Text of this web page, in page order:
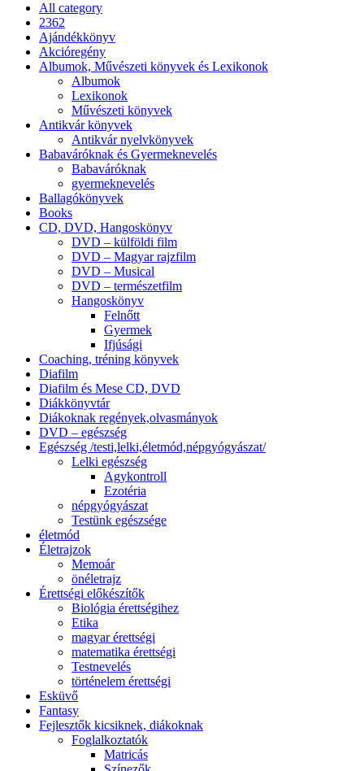
All category
2362
Ajándékkönyv
Akcióregény
Albumok, Művészeti könyvek és Lexikonok
Albumok
Lexikonok
Művészeti könyvek
Antikvár könyvek
Antikvár nyelvkönyvek
Babaváróknak és Gyermeknevelés
Babaváróknak
gyermeknevelés
Ballagókönyvek
Books
CD, DVD, Hangoskönyv
DVD – külföldi film
DVD – Magyar rajzfilm
DVD – Musical
DVD – természetfilm
Hangoskönyv
Felnőtt
Gyermek
Ifjúsági
Coaching, tréning könyvek
Diafilm
Diafilm és Mese CD, DVD
Diákkönyvtár
Diákoknak regények,olvasmányok
DVD – egészség
Egészség /testi,lelki,életmód,népgyógyászat/
Lelki egészség
Agykontroll
Ezotéria
népgyógyászat
Testünk egészsége
életmód
Életrajzok
Memoár
önéletrajz
Érettségi előkészítők
Biológia érettségihez
Etika
magyar érettségi
matematika érettségi
Testnevelés
történelem érettségi
Esküvő
Fantasy
Fejlesztők kicsiknek, diákoknak
Foglalkoztatók
Matricás